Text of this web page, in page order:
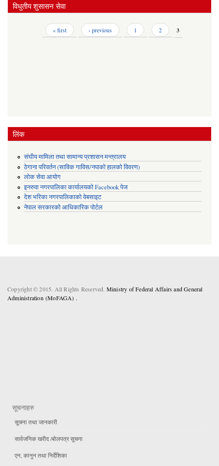
विधुतीय शुसासन सेवा
« first ‹ previous 1 2 3
लिंक
संघीय मामिला तथा सामान्य प्रशासन मन्त्रालय
ठेगाना परिवर्तन (साविक गाविस/नपाको हालको विवरण)
लोक सेवा आयोग
इनरुवा नगरपालिका कार्यालयको Facebook पेज
देश भरिका नगरपालिकाको वेबसाइट
नेपाल सरकारको आधिकारिक पोर्टल
Copyright © 2015. All Rights Reserved. Ministry of Federal Affairs and General
Administration (MoFAGA) .
सूचनाहरु
सूचना तथा जानकारी
सार्वजनिक खरीद /बोलपत्र सूचना
एन, कानुन तथा निर्देशिका